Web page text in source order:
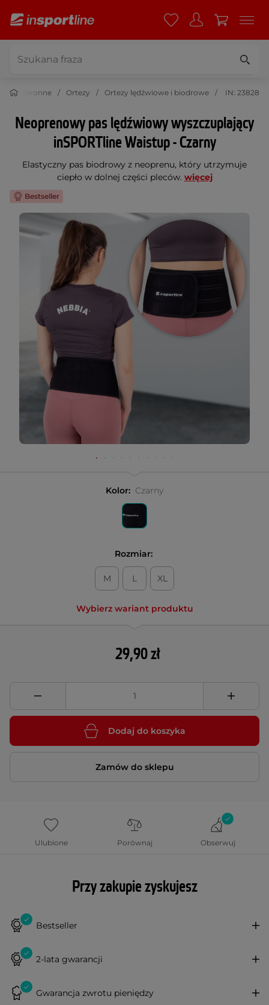
ochronne Ortezy Ortezy lędźwiowe i biodrowe IN: 23828
Neoprenowy pas lędźwiowy wyszczuplający
inSPORTline Waistup - Czarny
Elastyczny pas biodrowy z neoprenu, który utrzymuje
ciepło w dolnej części pleców. więcej
Bestseller
Kolor: Czarny
Rozmiar:
M L XL
Wybierz wariant produktu
29,90 zł
Dodaj do koszyka
Zamów do sklepu
Ulubione Porównaj Obserwuj
Przy zakupie zyskujesz
Bestseller
2-lata gwarancji
Gwarancja zwrotu pieniędzy